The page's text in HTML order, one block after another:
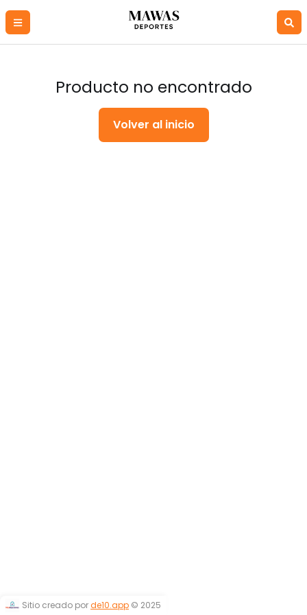
Producto no encontrado
Volver al inicio
Sitio creado porde10.app © 2025